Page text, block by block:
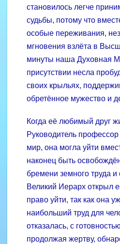
становилось легче
судьбы, потому что
особые переживания,
мгновения взлёта в
минуты наша Духовная
присутствии несла
своих крыльях,
обретённое мужество и
Когда её любимый друг
Руководитель
мир, она могла уйти
наконец быть
бремени земного труда и
Великий Иерарх открыл
право уйти, так как она
наибольший труд для
отказалась, с
продолжая жертву,